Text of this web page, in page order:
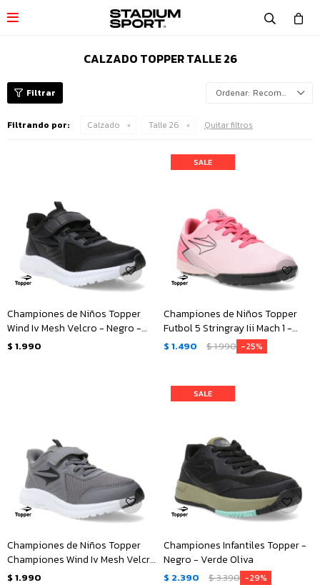

CALZADO TOPPER TALLE 26
Recomendados
Filtrando por: Calzado Talle 26 Quitar filtros
Championes de Niños Topper
Wind Iv Mesh Velcro - Negro -
Blanco
$ 1.990
Championes de Niños Topper
Futbol 5 Stringray Iii Mach 1 -
Rosado - Negro
$ 1.490 $1.990 25
Championes de Niños Topper
Championes Wind Iv Mesh Velcro
- Gris - Negro
$ 1.990
Championes Infantiles Topper -
Negro - Verde Oliva
$ 2.390 $3.390 29